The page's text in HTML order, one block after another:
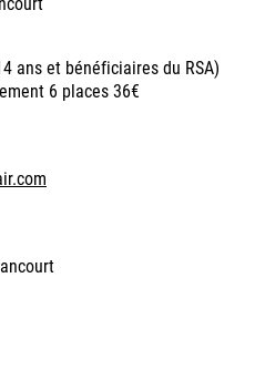
ans et bénéficiaires du RSA)
6 places 36€